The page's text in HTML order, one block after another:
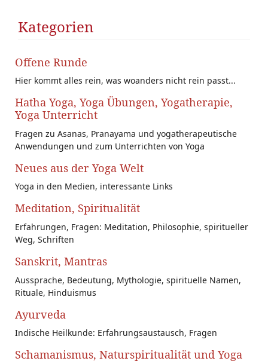
Kategorien
Offene Runde
Hier kommt alles rein, was woanders nicht rein passt...
Hatha Yoga, Yoga Übungen, Yogatherapie,
Yoga Unterricht
Fragen zu Asanas, Pranayama und yogatherapeutische
Anwendungen und zum Unterrichten von Yoga
Neues aus der Yoga Welt
Yoga in den Medien, interessante Links
Meditation, Spiritualität
Erfahrungen, Fragen: Meditation, Philosophie, spiritueller
Weg, Schriften
Sanskrit, Mantras
Aussprache, Bedeutung, Mythologie, spirituelle Namen,
Rituale, Hinduismus
Ayurveda
Indische Heilkunde: Erfahrungsaustausch, Fragen
Schamanismus, Naturspiritualität und Yoga